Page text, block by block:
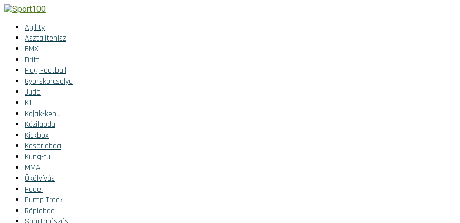
Agility
Asztalitenisz
BMX
Drift
Flag Football
Gyorskorcsolya
Judo
K1
Kajak-kenu
Kézilabda
Kickbox
Kosárlabda
Kung-fu
MMA
Ökölvívás
Padel
Pump Track
Röplabda